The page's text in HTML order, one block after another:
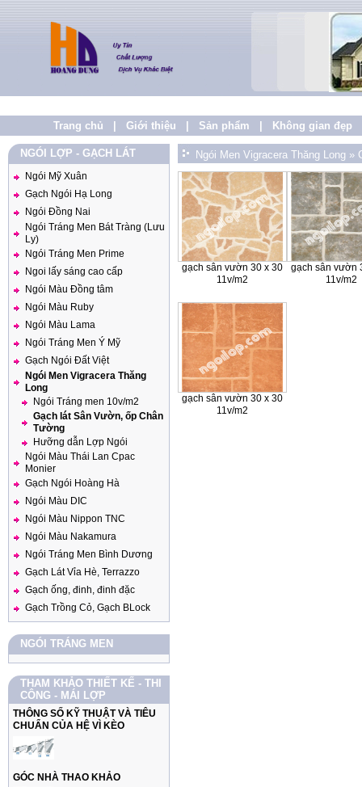
Trang chủ Giới thiệu Sản phẩm Không gian đẹp
NGÓI LỢP - GẠCH LÁT
Ngói Mỹ Xuân
Gạch Ngói Hạ Long
Ngói Đồng Nai
Ngói Tráng Men Bát Tràng (Lưu
Ly)
Ngói Tráng Men Prime
Ngoi lấy sáng cao cấp
Ngói Màu Đồng tâm
Ngói Màu Ruby
Ngói Màu Lama
Ngói Tráng Men Ý Mỹ
Gạch Ngói Đất Việt
Ngói Men Vigracera Thăng
Long
Ngói Tráng men 10v/m2
Gạch lát Sân Vườn, ốp Chân
Tường
Hưỡng dẫn Lợp Ngói
Ngói Màu Thái Lan Cpac
Monier
Gạch Ngói Hoàng Hà
Ngói Màu DIC
Ngói Màu Nippon TNC
Ngói Màu Nakamura
Ngói Tráng Men Bình Dương
Gạch Lát Vỉa Hè, Terrazzo
Gạch ống, đinh, đinh đặc
Gạch Trồng Cỏ, Gạch BLock
NGÓI TRÁNG MEN
THAM KHẢO THIẾT KẾ - THI
CÔNG - MÁI LỢP
THÔNG SỐ KỸ THUẬT VÀ TIÊU
CHUẨN CỦA HỆ VÌ KÈO
GÓC NHÀ THAO KHẢO
Ngói Men Vigracera Thăng Long »
gạch sân vườn 30 x 30
11v/m2
gạch sân vườn
11v/m2
gạch sân vườn 30 x 30
11v/m2